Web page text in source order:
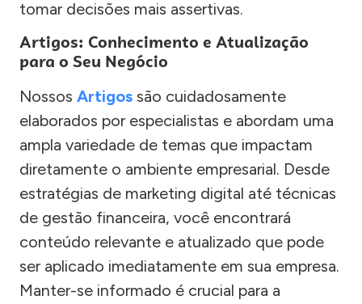
tomar decisões mais assertivas.
Artigos: Conhecimento e Atualização
para o Seu Negócio
Nossos Artigos são cuidadosamente
elaborados por especialistas e abordam uma
ampla variedade de temas que impactam
diretamente o ambiente empresarial. Desde
estratégias de marketing digital até técnicas
de gestão financeira, você encontrará
conteúdo relevante e atualizado que pode
ser aplicado imediatamente em sua empresa.
Manter-se informado é crucial para a